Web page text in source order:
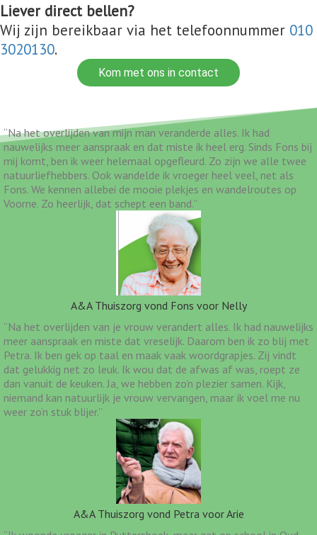
Liever direct bellen?
Wij zijn bereikbaar via het telefoonnummer 010
3020130.
Kom met ons in contact
“Na het overlijden van mijn man veranderde alles. Ik had
nauwelijks meer aanspraak en dat miste ik heel erg. Sinds Fons bij
mij komt, ben ik weer helemaal opgefleurd. Zo zijn we alle twee
natuurliefhebbers. Ook wandelde ik vroeger heel veel, net als
Fons. We kennen allebei de mooie plekjes en wandelroutes op
Voorne. Zo heerlijk, dat schept een band.”
A&A Thuiszorg vond Fons voor Nelly
“Na het overlijden van je vrouw verandert alles. Ik had nauwelijks
meer aanspraak en miste dat vreselijk. Daarom ben ik zo blij met
Petra. Ik ben gek op taal en maak vaak woordgrapjes. Zij vindt
dat gelukkig net zo leuk. Ik wou dat de afwas af was, roept ze
dan vanuit de keuken. Ja, we hebben zo’n plezier samen. Kijk,
niemand kan natuurlijk je vrouw vervangen, maar ik voel me nu
weer zo’n stuk blijer.”
A&A Thuiszorg vond Petra voor Arie